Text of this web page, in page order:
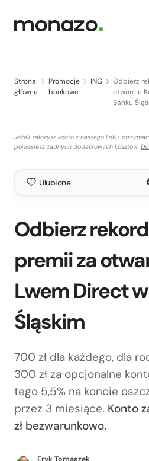
Strona
główna
Promocje
bankowe
ING
Odbierz
otwarcie
Banku
Jeżeli założysz konto z naszego linku,
poniesiesz żadnych dodatkowych kosztów.
Ulubione
Odbierz
premii za
Lwem Direct
Śląskim
700 zł dla każdego, dla
300 zł za opcjonalne
tego 5,5% na koncie
przez 3 miesiące. Konto
zł bezwarunkowo.